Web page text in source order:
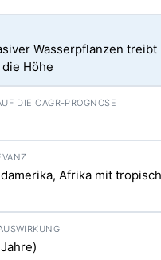
Wasserpflanzen treibt
Höhe
Afrika mit